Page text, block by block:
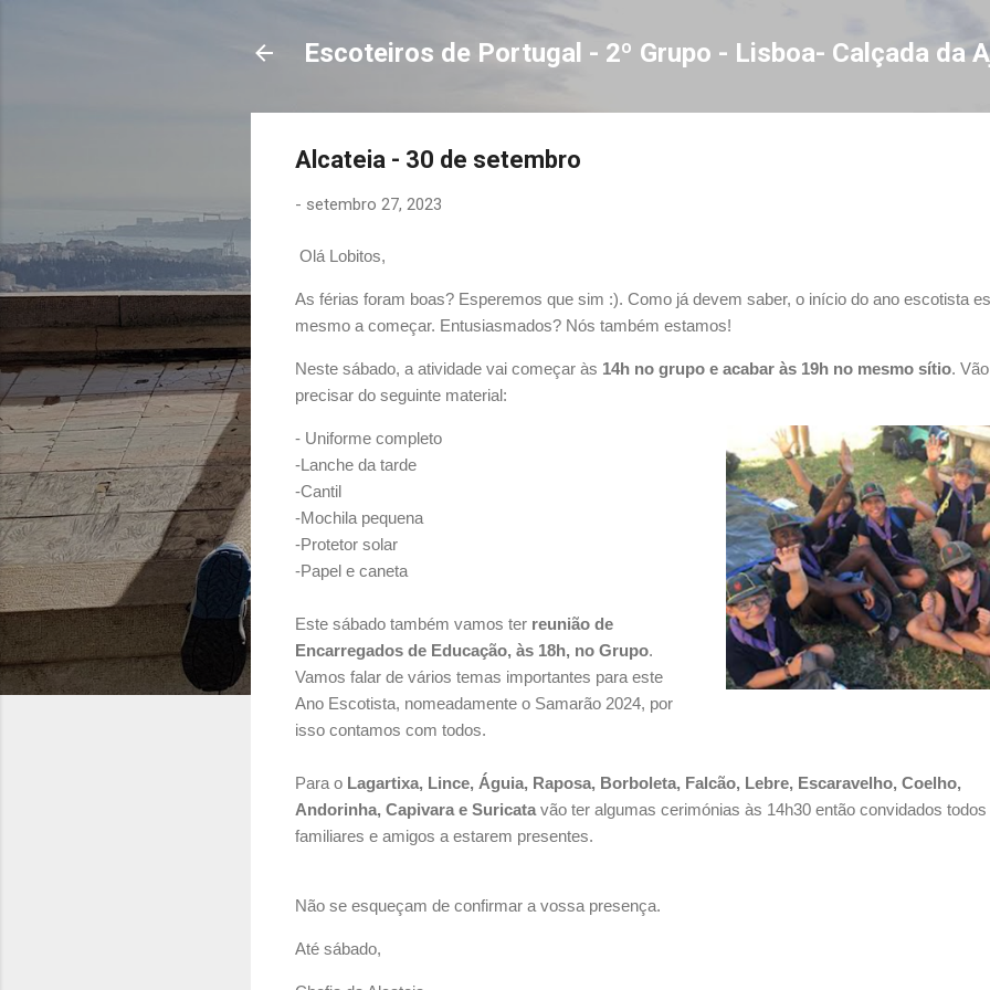
Escoteiros de Portugal - 2º Grupo - Lisboa- Calçada da
Alcateia - 30 de setembro
- setembro 27, 2023
Olá Lobitos,
As férias foram boas? Esperemos que sim :). Como já devem saber, o início do ano escotista
mesmo a começar. Entusiasmados? Nós também estamos!
Neste sábado, a atividade vai começar às 14h no grupo e acabar às 19h no mesmo sítio. Vão
precisar do seguinte material:
- Uniforme completo
-Lanche da tarde
-Cantil
-Mochila pequena
-Protetor solar
-Papel e caneta
Este sábado também vamos ter reunião de
Encarregados de Educação, às 18h, no Grupo.
Vamos falar de vários temas importantes para este
Ano Escotista, nomeadamente o Samarão 2024, por
isso contamos com todos.
Para o Lagartixa, Lince, Águia, Raposa, Borboleta, Falcão, Lebre, Escaravelho, Coelho,
Andorinha, Capivara e Suricata vão ter algumas cerimónias às 14h30 então convidados
familiares e amigos a estarem presentes.
Não se esqueçam de confirmar a vossa presença.
Até sábado,